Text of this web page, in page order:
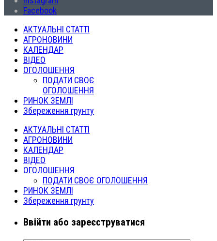
Facebook
АКТУАЛЬНІ СТАТТІ
АГРОНОВИНИ
КАЛЕНДАР
ВІДЕО
ОГОЛОШЕННЯ
ПОДАТИ СВОЄ
ОГОЛОШЕННЯ
РИНОК ЗЕМЛІ
Збереження грунту
АКТУАЛЬНІ СТАТТІ
АГРОНОВИНИ
КАЛЕНДАР
ВІДЕО
ОГОЛОШЕННЯ
ПОДАТИ СВОЄ ОГОЛОШЕННЯ
РИНОК ЗЕМЛІ
Збереження грунту
Ввійти або зареєструватися